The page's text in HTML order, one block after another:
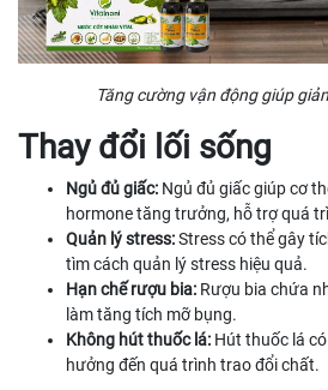
Tăng cường vận động giúp
Thay đổi lối sống
Ngủ đủ giấc: Ngủ đủ giấc giúp cơ
hormone tăng trưởng, hỗ trợ quá
Quản lý stress:Stress có thể gây
tìm cách quản lý stress hiệu quả.
Hạn chế rượu bia: Rượu bia chứa
làm tăng tích mỡ bụng.
Không hút thuốc lá: Hút thuốc lá
hưởng đến quá trình trao đổi chất.